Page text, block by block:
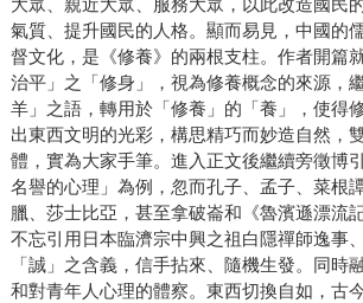
大眾、親近大眾、服務大眾，以此改造國民
氣質、提升國民的人格。顯而易見，中國的
督文化，是《修養》的兩根支柱。作者開篇
治平」之「修身」，視為修養概念的來源，
羊」之語，轉用於「修養」的「養」，使得
出東西文明的光彩，構思精巧而妙造自然，
體，實為大家手筆。進入正文後繼續旁徵博
名譽的心理」為例，忽而孔子、孟子、菜根
臘、莎士比亞，甚至拿破崙和《魯濱遜漂流
不忘引用日本臨濟宗中興之祖白隱禪師逸事
「誠」之含義，信手拈來、隨機生發。同時
和對青年人心理的體察。東西切換自如，古